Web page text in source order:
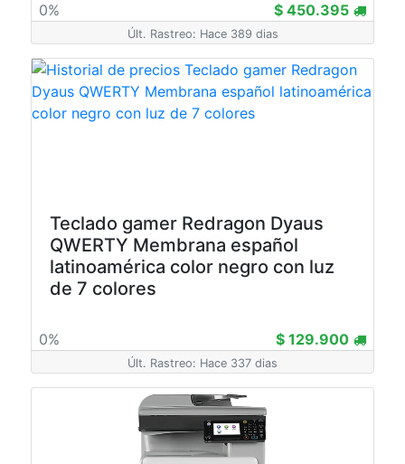
0% $ 450.395
Últ. Rastreo: Hace 389 dias
Teclado gamer Redragon Dyaus
QWERTY Membrana español
latinoamérica color negro con luz
de 7 colores
0% $ 129.900
Últ. Rastreo: Hace 337 dias